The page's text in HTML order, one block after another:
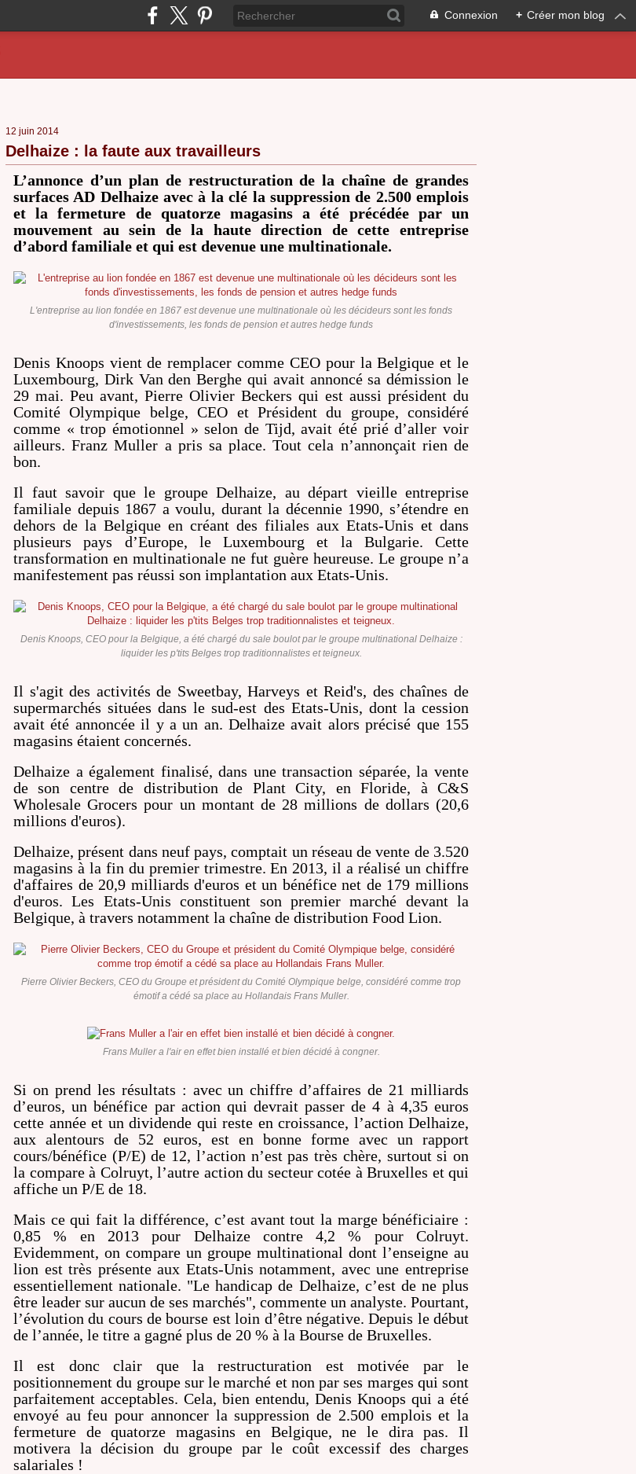
Connexion + Créer mon blog
12 juin 2014
Delhaize : la faute aux travailleurs
L’annonce d’un plan de restructuration de la chaîne de grandes
surfaces AD Delhaize avec à la clé la suppression de 2.500 emplois
et la fermeture de quatorze magasins a été précédée par un
mouvement au sein de la haute direction de cette entreprise
d’abord familiale et qui est devenue une multinationale.
L'entreprise au lion fondée en 1867 est devenue une multinationale où les décideurs sont les fonds
d'investissements, les fonds de pension et autres hedge funds
Denis Knoops vient de remplacer comme CEO pour la Belgique et le
Luxembourg, Dirk Van den Berghe qui avait annoncé sa démission le
29 mai. Peu avant, Pierre Olivier Beckers qui est aussi président du
Comité Olympique belge, CEO et Président du groupe, considéré
comme « trop émotionnel » selon de Tijd, avait été prié d’aller voir
ailleurs. Franz Muller a pris sa place. Tout cela n’annonçait rien de
bon.
Il faut savoir que le groupe Delhaize, au départ vieille entreprise
familiale depuis 1867 a voulu, durant la décennie 1990, s’étendre en
dehors de la Belgique en créant des filiales aux Etats-Unis et dans
plusieurs pays d’Europe, le Luxembourg et la Bulgarie. Cette
transformation en multinationale ne fut guère heureuse. Le groupe n’a
manifestement pas réussi son implantation aux Etats-Unis.
Denis Knoops, CEO pour la Belgique, a été chargé du sale boulot par le groupe multinational Delhaize :
liquider les p'tits Belges trop traditionnalistes et teigneux.
Il s'agit des activités de Sweetbay, Harveys et Reid's, des chaînes de
supermarchés situées dans le sud-est des Etats-Unis, dont la cession
avait été annoncée il y a un an. Delhaize avait alors précisé que 155
magasins étaient concernés.
Delhaize a également finalisé, dans une transaction séparée, la vente
de son centre de distribution de Plant City, en Floride, à C&S
Wholesale Grocers pour un montant de 28 millions de dollars (20,6
millions d'euros).
Delhaize, présent dans neuf pays, comptait un réseau de vente de 3.520
magasins à la fin du premier trimestre. En 2013, il a réalisé un chiffre
d'affaires de 20,9 milliards d'euros et un bénéfice net de 179 millions
d'euros. Les Etats-Unis constituent son premier marché devant la
Belgique, à travers notamment la chaîne de distribution Food Lion.
Pierre Olivier Beckers, CEO du Groupe et président du Comité Olympique belge, considéré comme trop
émotif a cédé sa place au Hollandais Frans Muller.
Frans Muller a l'air en effet bien installé et bien décidé à congner.
Si on prend les résultats : avec un chiffre d’affaires de 21 milliards
d’euros, un bénéfice par action qui devrait passer de 4 à 4,35 euros
cette année et un dividende qui reste en croissance, l’action Delhaize,
aux alentours de 52 euros, est en bonne forme avec un rapport
cours/bénéfice (P/E) de 12, l’action n’est pas très chère, surtout si on
la compare à Colruyt, l’autre action du secteur cotée à Bruxelles et qui
affiche un P/E de 18.
Mais ce qui fait la différence, c’est avant tout la marge bénéficiaire :
0,85 % en 2013 pour Delhaize contre 4,2 % pour Colruyt.
Evidemment, on compare un groupe multinational dont l’enseigne au
lion est très présente aux Etats-Unis notamment, avec une entreprise
essentiellement nationale. "Le handicap de Delhaize, c’est de ne plus
être leader sur aucun de ses marchés", commente un analyste. Pourtant,
l’évolution du cours de bourse est loin d’être négative. Depuis le début
de l’année, le titre a gagné plus de 20 % à la Bourse de Bruxelles.
Il est donc clair que la restructuration est motivée par le
positionnement du groupe sur le marché et non par ses marges qui sont
parfaitement acceptables. Cela, bien entendu, Denis Knoops qui a été
envoyé au feu pour annoncer la suppression de 2.500 emplois et la
fermeture de quatorze magasins en Belgique, ne le dira pas. Il
motivera la décision du groupe par le coût excessif des charges
salariales !